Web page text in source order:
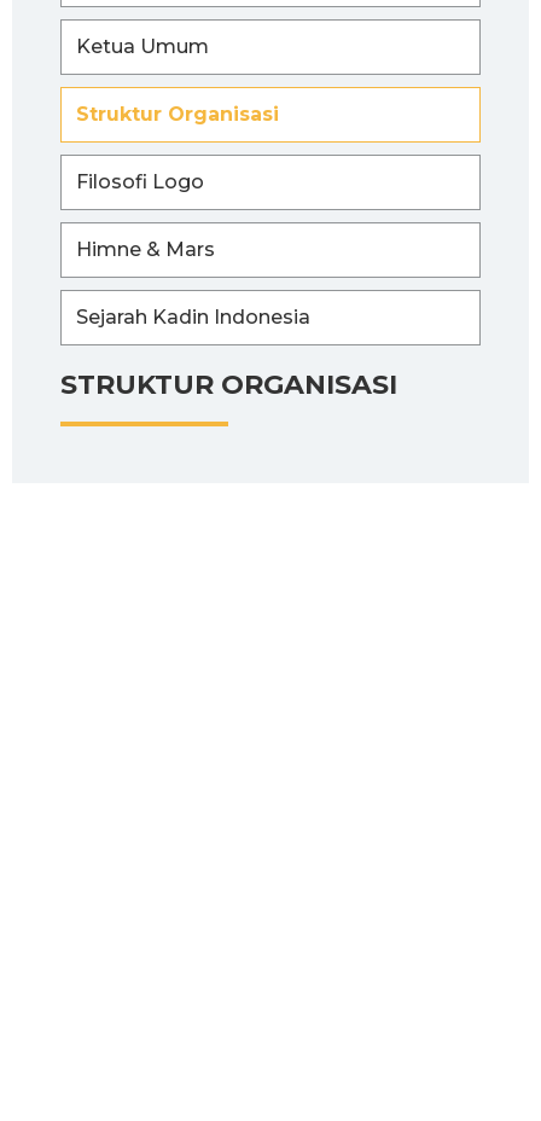
STRUKTUR ORGANISASI
Ketua Umum
Struktur Organisasi
Filosofi Logo
Himne & Mars
Sejarah Kadin Indonesia